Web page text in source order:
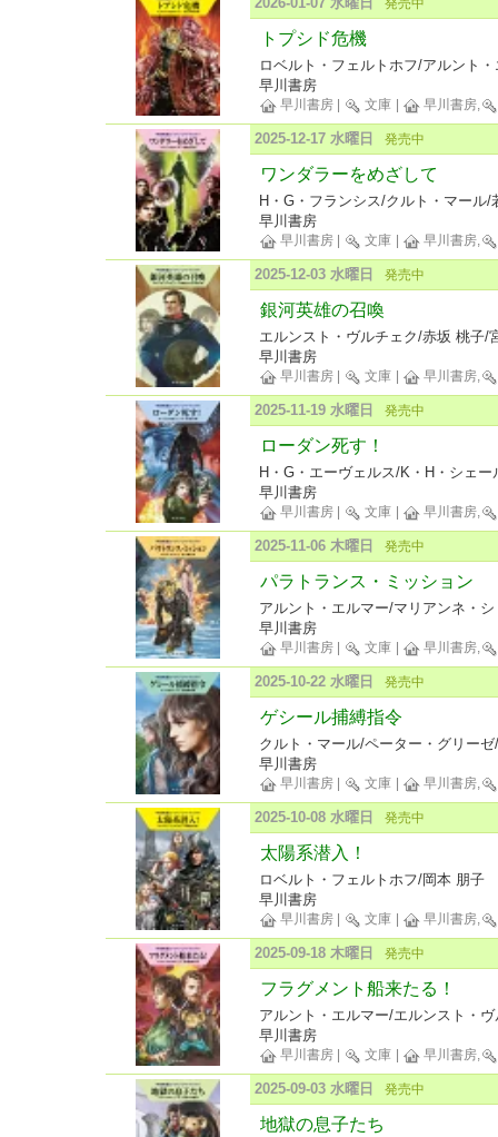
トプシド危機
ロベルト・フェルトホフ/アルント
早川書房
早川書房 文庫 早川書房,
2025-12-17 水曜日 発売中
ワンダラーをめざして
H・G・フランシス/クルト・マール/
早川書房
早川書房 文庫 早川書房,
2025-12-03 水曜日 発売中
銀河英雄の召喚
エルンスト・ヴルチェク/赤坂 桃子/
早川書房
早川書房 文庫 早川書房,
2025-11-19 水曜日 発売中
ローダン死す！
H・G・エーヴェルス/K・H・シェー
早川書房
早川書房 文庫 早川書房,
2025-11-06 木曜日 発売中
パラトランス・ミッション
アルント・エルマー/マリアンネ・
早川書房
早川書房 文庫 早川書房,
2025-10-22 水曜日 発売中
ゲシール捕縛指令
クルト・マール/ペーター・グリー
早川書房
早川書房 文庫 早川書房,
2025-10-08 水曜日 発売中
太陽系潜入！
ロベルト・フェルトホフ/岡本 朋子
早川書房
早川書房 文庫 早川書房,
2025-09-18 木曜日 発売中
フラグメント船来たる！
アルント・エルマー/エルンスト・
早川書房
早川書房 文庫 早川書房,
2025-09-03 水曜日 発売中
地獄の息子たち